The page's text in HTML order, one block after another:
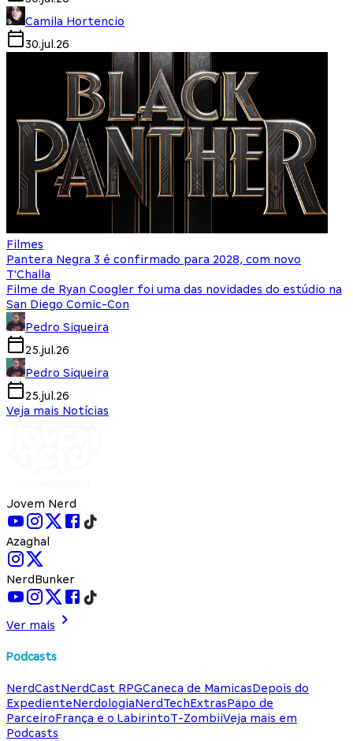
Camila Hortencio
30.jul.26
Filmes
Pantera Negra 3 é confirmado para 2028, com novo
T'Challa
Filme de Ryan Coogler foi uma das novidades do estúdio na
San Diego Comic-Con
Pedro Siqueira
25.jul.26
Pedro Siqueira
25.jul.26
Veja mais Notícias
Jovem Nerd
Azaghal
NerdBunker
Ver mais
Podcasts
NerdCastNerdCast RPGCaneca de MamicasDepois do
ExpedienteNerdologiaNerdTechExtrasPapo de
ParceiroFrança e o LabirintoT-ZombiiVeja mais em
Podcasts